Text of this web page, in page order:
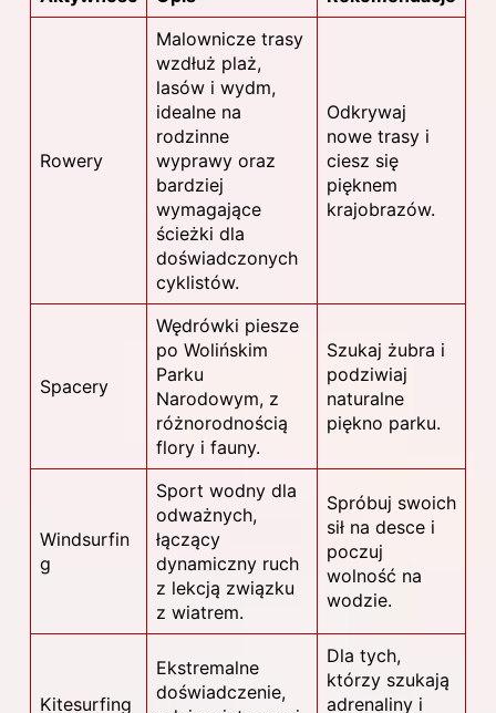
Rowery
Malownicze trasy
wzdłuż plaż,
lasów i wydm,
idealne na
rodzinne
wyprawy oraz
bardziej
wymagające
ścieżki dla
doświadczonych
cyklistów.
Odkrywaj
nowe trasy i
ciesz się
pięknem
krajobrazów.
Spacery
Wędrówki piesze
po Wolińskim
Parku
Narodowym, z
różnorodnością
flory i fauny.
Szukaj żubra i
podziwiaj
naturalne
piękno parku.
Windsurfin
g
Sport wodny dla
odważnych,
łączący
dynamiczny ruch
z lekcją związku
z wiatrem.
Spróbuj swoich
sił na desce i
poczuj
wolność na
wodzie.
Kitesurfing
Ekstremalne
doświadczenie,
Dla tych,
którzy szukają
adrenaliny i